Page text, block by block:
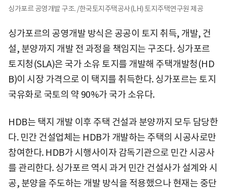
싱가포르 공영개발 구조. /한국토지주택공사(LH) 토지주택연구원 제공
싱가포르의 공영개발 방식은 공공이 토지 취득, 개발, 건
설, 분양까지 개발 전 과정을 책임지는 구조다. 싱가포르
토지청(SLA)은 국가 소유 토지를 개발해 주택개발청(HD
B)이 시장 가격으로 이 택지를 취득한다. 싱가포르는 토지
국유화로 국토의 약 90%가 국가 소유다.
HDB는 택지 개발 이후 주택 건설과 분양까지 모두 담당한
다. 민간 건설업체는 HDB가 개발하는 주택의 시공사로만
참여한다. HDB가 시행사이자 감독기관으로 민간 시공사
를 관리한다. 싱가포르 역시 과거 민간 건설사가 설계와 시
공, 분양을 주도하는 개발 방식을 적용했으나 현재는 중단